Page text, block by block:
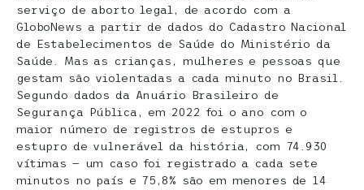
serviço de aborto legal, de acordo com a
GloboNews a partir de dados do Cadastro Nacional
de Estabelecimentos de Saúde do Ministério da
Saúde. Mas as crianças, mulheres e pessoas que
gestam são violentadas a cada minuto no Brasil.
Segundo dados da Anuário Brasileiro de
Segurança Pública, em 2022 foi o ano com o
maior número de registros de estupros e
estupro de vulnerável da história, com 74.930
vítimas — um caso foi registrado a cada sete
minutos no país e 75,8% são em menores de 14